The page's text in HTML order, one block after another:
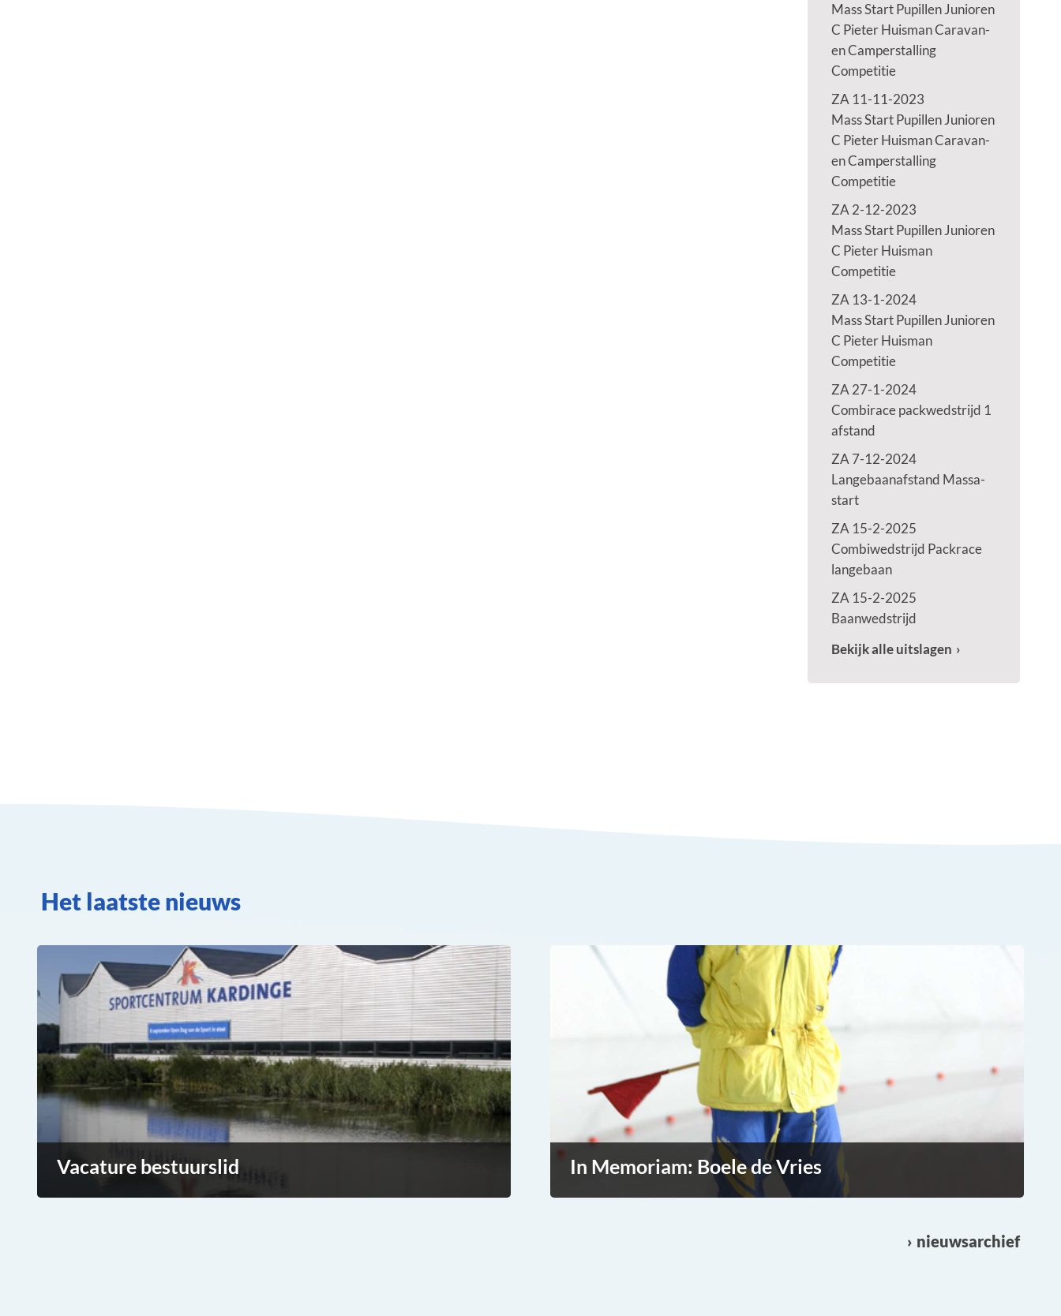
Mass Start Pupillen Junioren
C Pieter Huisman Caravan-
en Camperstalling
Competitie
ZA 11-11-2023
Mass Start Pupillen Junioren
C Pieter Huisman Caravan-
en Camperstalling
Competitie
ZA 2-12-2023
Mass Start Pupillen Junioren
C Pieter Huisman
Competitie
ZA 13-1-2024
Mass Start Pupillen Junioren
C Pieter Huisman
Competitie
ZA 27-1-2024
Combirace packwedstrijd 1
afstand
ZA 7-12-2024
Langebaanafstand Massa-
start
ZA 15-2-2025
Combiwedstrijd Packrace
langebaan
ZA 15-2-2025
Baanwedstrijd
Bekijk alle uitslagen
Het laatste nieuws
Vacature bestuurslid In Memoriam: Boele de Vries
nieuwsarchief